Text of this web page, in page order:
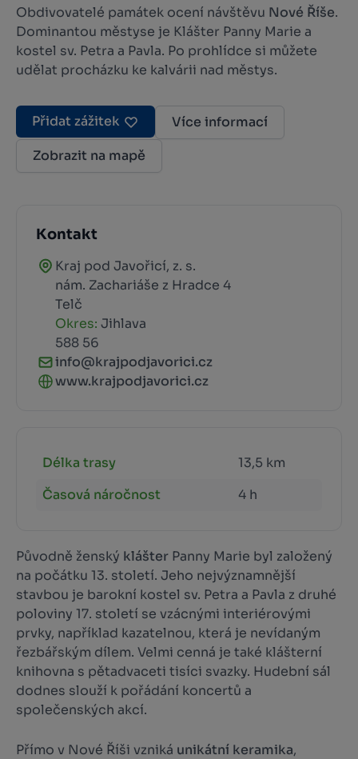
Obdivovatelé památek ocení návštěvu Nové Říše.
Dominantou městyse je Klášter Panny Marie a
kostel sv. Petra a Pavla. Po prohlídce si můžete
udělat procházku ke kalvárii nad městys.
Přidat zážitek
Více informací
Zobrazit na mapě
Kontakt
Kraj pod Javořicí, z. s.
nám. Zachariáše z Hradce 4
Telč
Okres: Jihlava
588 56
info@krajpodjavorici.cz
www.krajpodjavorici.cz
Délka trasy
13,5 km
Časová náročnost
4 h
Původně ženský klášter Panny Marie byl založený
na počátku 13. století. Jeho nejvýznamnější
stavbou je barokní kostel sv. Petra a Pavla z druhé
poloviny 17. století se vzácnými interiérovými
prvky, například kazatelnou, která je nevídaným
řezbářským dílem. Velmi cenná je také klášterní
knihovna s pětadvaceti tisíci svazky. Hudební sál
dodnes slouží k pořádání koncertů a
společenských akcí.
Přímo v Nové Říši vzniká unikátní keramika,